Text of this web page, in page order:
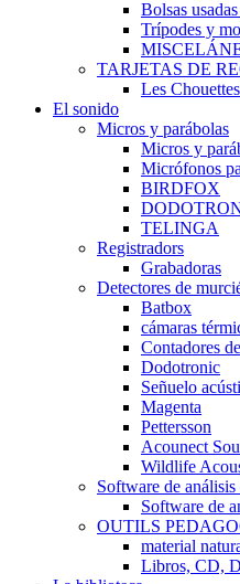
Bolsas
Trípodes y
TARJETAS DE
Les
El sonido
Micros y parábolas
Micros y
Micrófonos
BIRDFOX
TELINGA
Registradors
Grabadoras
Detectores de
Batbox
cámaras
Contadores
Dodotronic
Señuelo
Magenta
Pettersson
Acounect
Wildlife
Software de
Software de
OUTILS
material
Libros, CD,